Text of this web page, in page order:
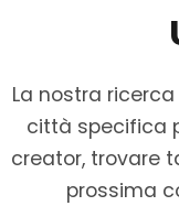
La nostra
città specifica
creator, trovare
prossima